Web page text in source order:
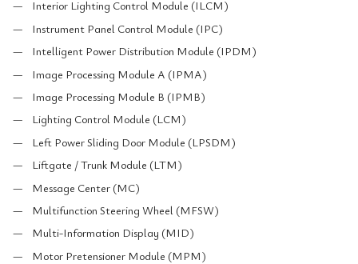
Interior Lighting Control Module (ILCM)
Instrument Panel Control Module (IPC)
Intelligent Power Distribution Module (IPDM)
Image Processing Module A (IPMA)
Image Processing Module B (IPMB)
Lighting Control Module (LCM)
Left Power Sliding Door Module (LPSDM)
Liftgate / Trunk Module (LTM)
Message Center (MC)
Multifunction Steering Wheel (MFSW)
Multi-Information Display (MID)
Motor Pretensioner Module (MPM)